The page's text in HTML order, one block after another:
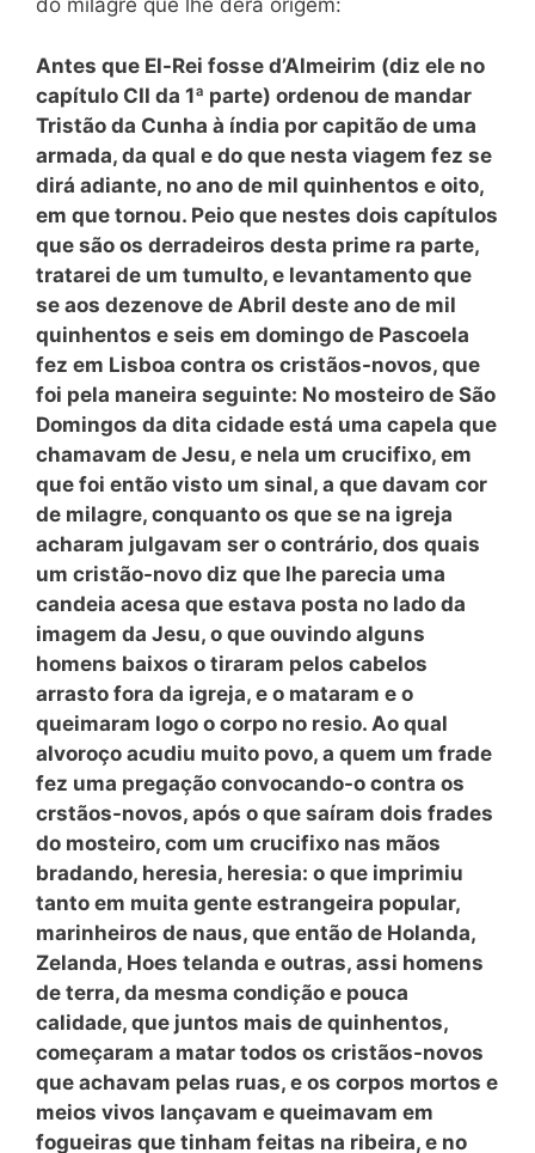
do milagre que lhe dera origem:
Antes que El-Rei fosse d’Almeirim (diz ele no
capítulo CII da 1ª parte) ordenou de mandar
Tristão da Cunha à índia por capitão de uma
armada, da qual e do que nesta viagem fez se
dirá adiante, no ano de mil quinhentos e oito,
em que tornou. Peio que nestes dois capítulos
que são os derradeiros desta prime ra parte,
tratarei de um tumulto, e levantamento que
se aos dezenove de Abril deste ano de mil
quinhentos e seis em domingo de Pascoela
fez em Lisboa contra os cristãos-novos, que
foi pela maneira seguinte: No mosteiro de São
Domingos da dita cidade está uma capela que
chamavam de Jesu, e nela um crucifixo, em
que foi então visto um sinal, a que davam cor
de milagre, conquanto os que se na igreja
acharam julgavam ser o contrário, dos quais
um cristão-novo diz que lhe parecia uma
candeia acesa que estava posta no lado da
imagem da Jesu, o que ouvindo alguns
homens baixos o tiraram pelos cabelos
arrasto fora da igreja, e o mataram e o
queimaram logo o corpo no resio. Ao qual
alvoroço acudiu muito povo, a quem um frade
fez uma pregação convocando-o contra os
crstãos-novos, após o que saíram dois frades
do mosteiro, com um crucifixo nas mãos
bradando, heresia, heresia: o que imprimiu
tanto em muita gente estrangeira popular,
marinheiros de naus, que então de Holanda,
Zelanda, Hoes telanda e outras, assi homens
de terra, da mesma condição e pouca
calidade, que juntos mais de quinhentos,
começaram a matar todos os cristãos-novos
que achavam pelas ruas, e os corpos mortos e
meios vivos lançavam e queimavam em
fogueiras que tinham feitas na ribeira, e no